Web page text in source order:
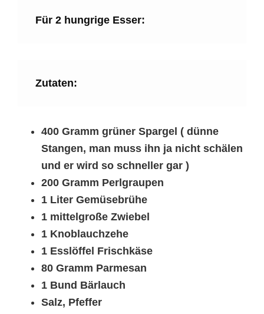
Für 2 hungrige Esser:
Zutaten:
400 Gramm grüner Spargel ( dünne
Stangen, man muss ihn ja nicht schälen
und er wird so schneller gar )
200 Gramm Perlgraupen
1 Liter Gemüsebrühe
1 mittelgroße Zwiebel
1 Knoblauchzehe
1 Esslöffel Frischkäse
80 Gramm Parmesan
1 Bund Bärlauch
Salz, Pfeffer